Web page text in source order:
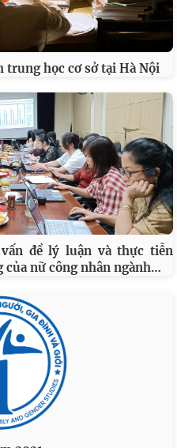
trung học cơ sở tại Hà Nội
đề lý luận và thực tiễn
nữ công nhân ngành…